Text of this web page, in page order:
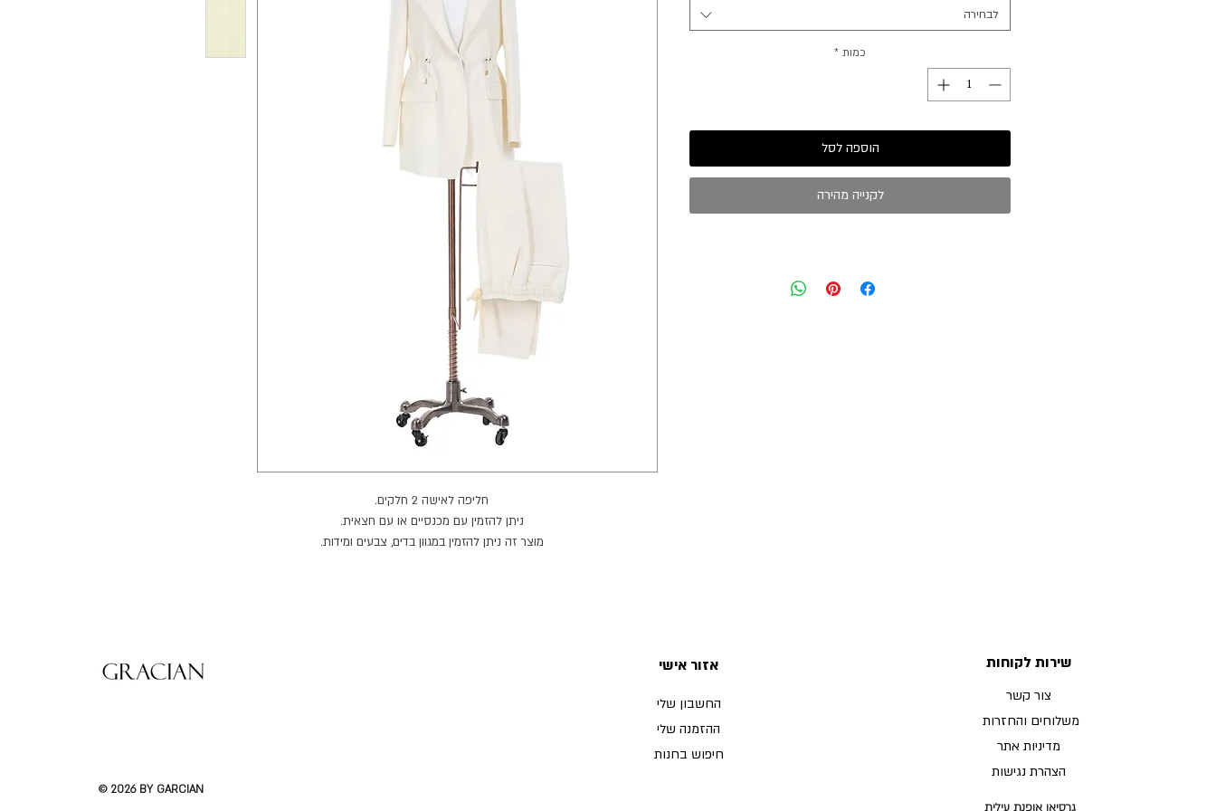
חליפה לאישה 2 חלקים.
ניתן להזמין עם מכנסיים או עם חצאית.
מוצר זה ניתן להזמין במגוון בדים, צבעים ומידות.
לבחירה
כמות *
הוספה לסל
לקנייה מהירה
© 2026 BY GARCIAN
אזור אישי
החשבון שלי
ההזמנה שלי
חיפוש בחנות
שירות לקוחות
צור קשר
משלוחים והחזרות
מדיניות אתר
הצהרת נגישות
גרסיאן אופנת עילית